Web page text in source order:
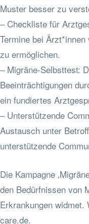
Muster besser zu
– Checkliste für
Termine bei
zu ermöglichen.
– Migräne-Selbsttest:
Beeinträchtigungen
ein fundiertes
– Unterstützende
Austausch unter
unterstützende
Die Kampagne
den Bedürfnissen von
Erkrankungen widmet.
care.de.